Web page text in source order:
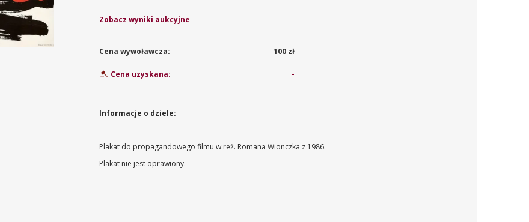
Zobacz wyniki aukcyjne
Cena wywoławcza: 100 zł
Cena uzyskana: -
Informacje o dziele:
Plakat do propagandowego filmu w reż. Romana Wionczka z 1986.
Plakat nie jest oprawiony.